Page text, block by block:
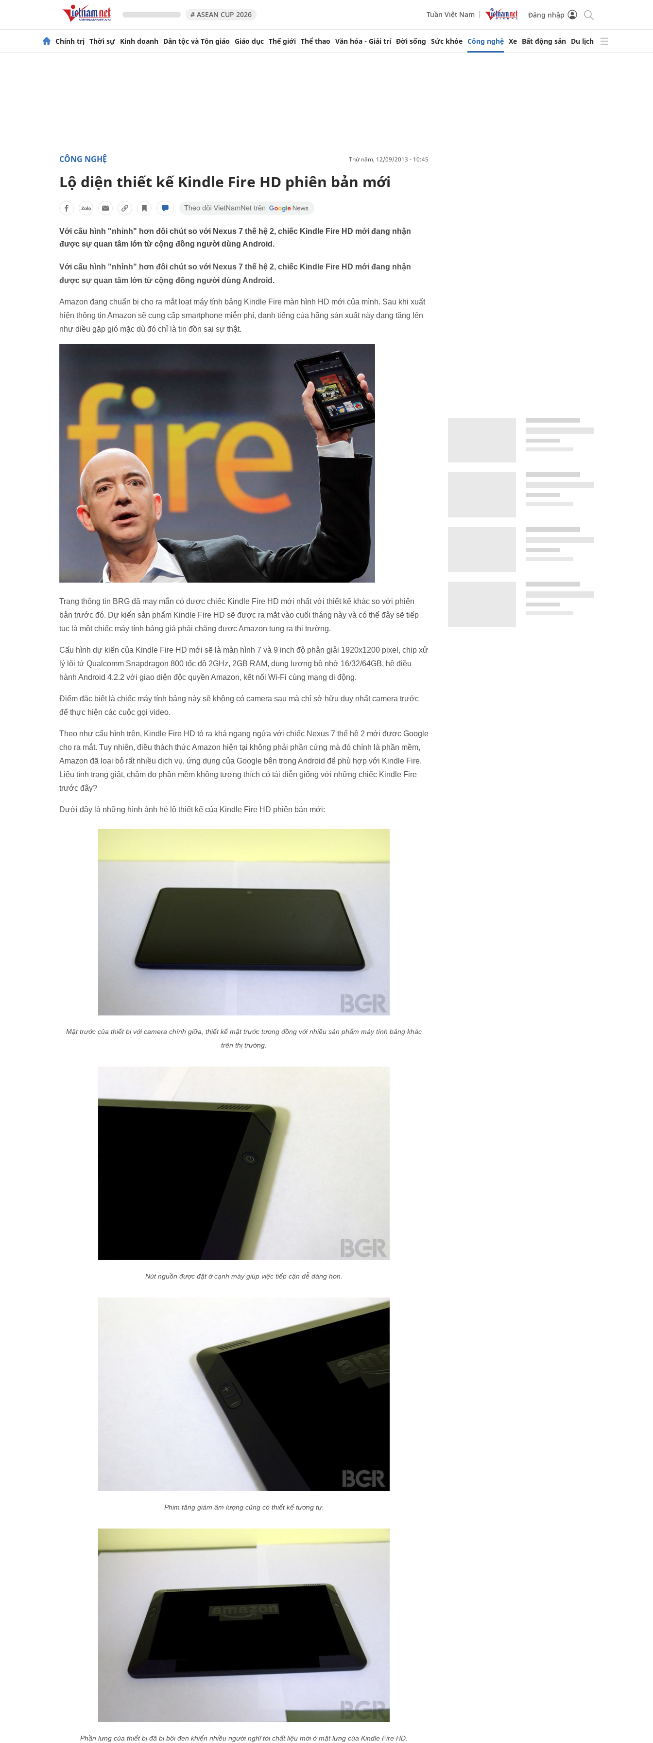
# ASEAN CUP 2026 Tuần Việt Nam Đăng nhập
Chính trị Thời sự Kinh doanh Dân tộc và Tôn giáo Giáo dục Thế giới Thể thao Văn hóa - Giải trí Đời sống Sức khỏe Công nghệ Xe Bất động sản Du lịch
CÔNG NGHỆ thứ năm, 12/09/2013 - 10:45
Lộ diện thiết kế Kindle Fire HD phiên bản mới
Với cấu hình "nhỉnh" hơn đôi chút so với Nexus 7 thế hệ 2, chiếc Kindle Fire HD mới đang nhận
được sự quan tâm lớn từ cộng đồng người dùng Android.
Với cấu hình "nhỉnh" hơn đôi chút so với Nexus 7 thế hệ 2, chiếc Kindle Fire HD mới đang nhận
được sự quan tâm lớn từ cộng đồng người dùng Android.
Amazon đang chuẩn bị cho ra mắt loạt máy tính bảng Kindle Fire màn hình HD mới của mình. Sau khi xuất
hiện thông tin Amazon sẽ cung cấp smartphone miễn phí, danh tiếng của hãng sản xuất này đang tăng lên
như diều gặp gió mặc dù đó chỉ là tin đồn sai sự thật.
Trang thông tin BRG đã may mắn có được chiếc Kindle Fire HD mới nhất với thiết kế khác so với phiên
bản trước đó. Dự kiến sản phẩm Kindle Fire HD sẽ được ra mắt vào cuối tháng này và có thể đây sẽ tiếp
tục là một chiếc máy tính bảng giá phải chăng được Amazon tung ra thị trường.
Cấu hình dự kiến của Kindle Fire HD mới sẽ là màn hình 7 và 9 inch độ phân giải 1920x1200 pixel, chip xử
lý lõi tứ Qualcomm Snapdragon 800 tốc độ 2GHz, 2GB RAM, dung lượng bộ nhớ 16/32/64GB, hệ điều
hành Android 4.2.2 với giao diện độc quyền Amazon, kết nối Wi-Fi cùng mạng di động.
Điểm đặc biệt là chiếc máy tính bảng này sẽ không có camera sau mà chỉ sở hữu duy nhất camera trước
để thực hiện các cuộc gọi video.
Theo như cấu hình trên, Kindle Fire HD tỏ ra khá ngang ngửa với chiếc Nexus 7 thế hệ 2 mới được Google
cho ra mắt. Tuy nhiên, điều thách thức Amazon hiện tại không phải phần cứng mà đó chính là phần mềm,
Amazon đã loại bỏ rất nhiều dịch vụ, ứng dụng của Google bên trong Android để phù hợp với Kindle Fire.
Liệu tình trạng giật, chậm do phần mềm không tương thích có tái diễn giống với những chiếc Kindle Fire
trước đây?
Dưới đây là những hình ảnh hé lộ thiết kế của Kindle Fire HD phiên bản mới:
Mặt trước của thiết bị với camera chính giữa, thiết kế mặt trước tương đồng với nhiều sản phẩm máy tính bảng khác
trên thị trường.
Nút nguồn được đặt ở cạnh máy giúp việc tiếp cận dễ dàng hơn.
Phim tăng giảm âm lượng cũng có thiết kế tương tự.
Phần lưng của thiết bị đã bị bôi đen khiến nhiều người nghĩ tới chất liệu mới ở mặt lưng của Kindle Fire HD.